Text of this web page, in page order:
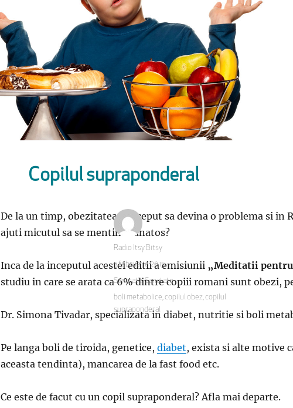
Copilul supraponderal
De la un timp, obezitatea a inceput sa devina o problema si in
ajuti micutul sa se mentina sanatos?
Inca de la inceputul acestei editii a emisiunii „Meditatii
studiu in care se arata ca 6% dintre copiii romani sunt obezi,
Dr. Simona Tivadar, specializata in diabet, nutritie si boli
Pe langa boli de tiroida, genetice, diabet, exista si alte motive
aceasta tendinta), mancarea de la fast food etc.
Ce este de facut cu un copil supraponderal? Afla mai departe.
Autor
Radio Itsy Bitsy
Publicat
pe
5 februarie 2015
Categorii
Sanatate,Sanatate
Etichete
boli metabolice copilul obez copilul
supraponderal